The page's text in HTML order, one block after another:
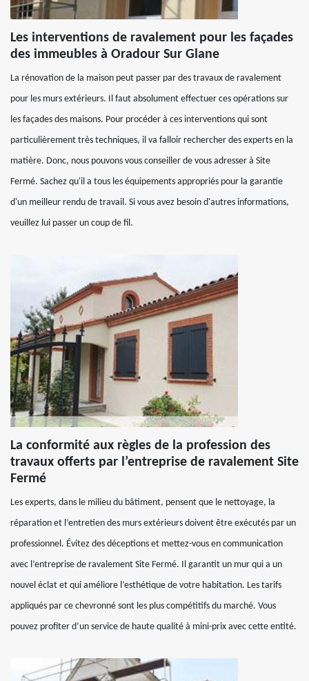
Les interventions de ravalement pour les façades
des immeubles à Oradour Sur Glane
La rénovation de la maison peut passer par des travaux de ravalement
pour les murs extérieurs. Il faut absolument effectuer ces opérations sur
les façades des maisons. Pour procéder à ces interventions qui sont
particulièrement très techniques, il va falloir rechercher des experts en la
matière. Donc, nous pouvons vous conseiller de vous adresser à Site
Fermé. Sachez qu'il a tous les équipements appropriés pour la garantie
d'un meilleur rendu de travail. Si vous avez besoin d'autres informations,
veuillez lui passer un coup de fil.
La conformité aux règles de la profession des
travaux offerts par l’entreprise de ravalement Site
Fermé
Les experts, dans le milieu du bâtiment, pensent que le nettoyage, la
réparation et l’entretien des murs extérieurs doivent être exécutés par un
professionnel. Évitez des déceptions et mettez-vous en communication
avec l’entreprise de ravalement Site Fermé. Il garantit un mur qui a un
nouvel éclat et qui améliore l’esthétique de votre habitation. Les tarifs
appliqués par ce chevronné sont les plus compétitifs du marché. Vous
pouvez profiter d’un service de haute qualité à mini-prix avec cette entité.